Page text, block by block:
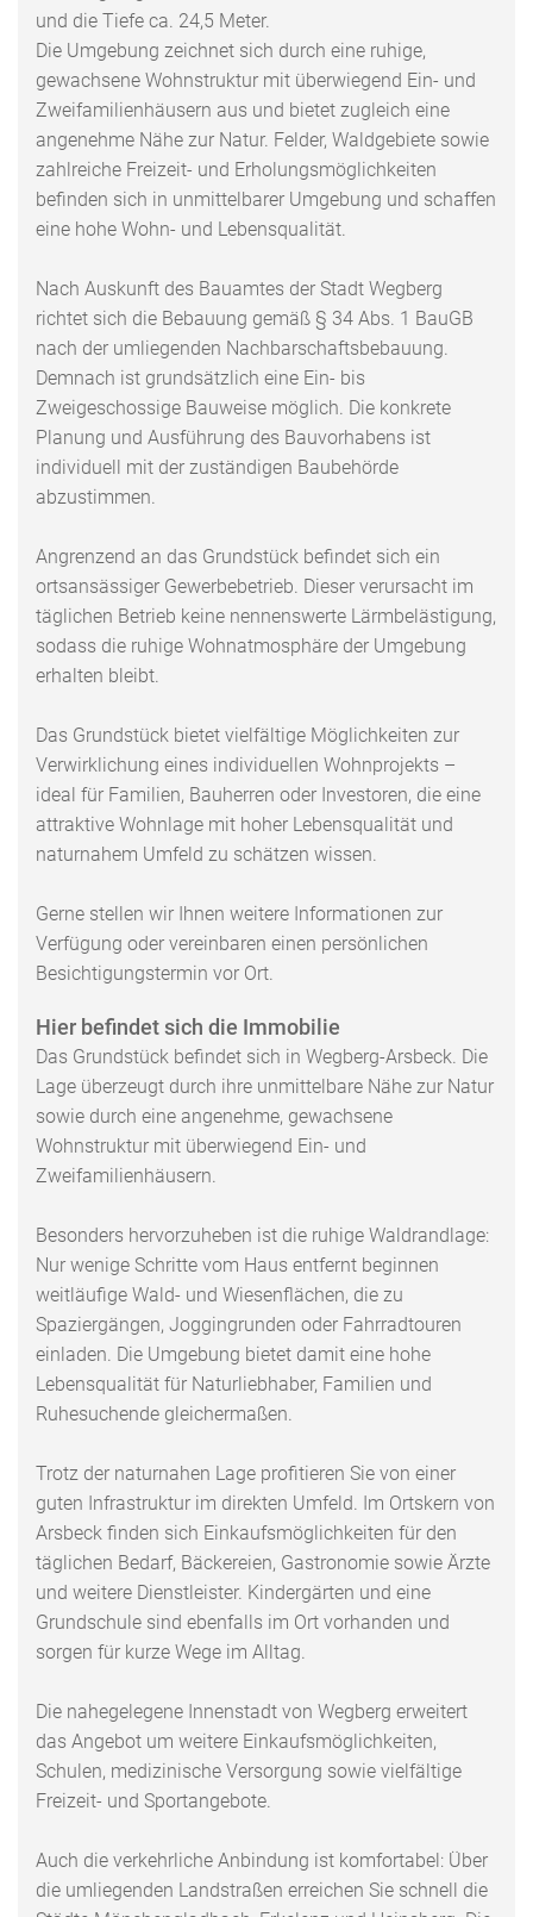
und die Tiefe ca. 24,5 Meter.
Die Umgebung zeichnet sich durch eine ruhige,
gewachsene Wohnstruktur mit überwiegend Ein- und
Zweifamilienhäusern aus und bietet zugleich eine
angenehme Nähe zur Natur. Felder, Waldgebiete sowie
zahlreiche Freizeit- und Erholungsmöglichkeiten
befinden sich in unmittelbarer Umgebung und schaffen
eine hohe Wohn- und Lebensqualität.
Nach Auskunft des Bauamtes der Stadt Wegberg
richtet sich die Bebauung gemäß § 34 Abs. 1 BauGB
nach der umliegenden Nachbarschaftsbebauung.
Demnach ist grundsätzlich eine Ein- bis
Zweigeschossige Bauweise möglich. Die konkrete
Planung und Ausführung des Bauvorhabens ist
individuell mit der zuständigen Baubehörde
abzustimmen.
Angrenzend an das Grundstück befindet sich ein
ortsansässiger Gewerbebetrieb. Dieser verursacht im
täglichen Betrieb keine nennenswerte Lärmbelästigung,
sodass die ruhige Wohnatmosphäre der Umgebung
erhalten bleibt.
Das Grundstück bietet vielfältige Möglichkeiten zur
Verwirklichung eines individuellen Wohnprojekts –
ideal für Familien, Bauherren oder Investoren, die eine
attraktive Wohnlage mit hoher Lebensqualität und
naturnahem Umfeld zu schätzen wissen.
Gerne stellen wir Ihnen weitere Informationen zur
Verfügung oder vereinbaren einen persönlichen
Besichtigungstermin vor Ort.
Hier befindet sich die Immobilie
Das Grundstück befindet sich in Wegberg-Arsbeck. Die
Lage überzeugt durch ihre unmittelbare Nähe zur Natur
sowie durch eine angenehme, gewachsene
Wohnstruktur mit überwiegend Ein- und
Zweifamilienhäusern.
Besonders hervorzuheben ist die ruhige Waldrandlage:
Nur wenige Schritte vom Haus entfernt beginnen
weitläufige Wald- und Wiesenflächen, die zu
Spaziergängen, Joggingrunden oder Fahrradtouren
einladen. Die Umgebung bietet damit eine hohe
Lebensqualität für Naturliebhaber, Familien und
Ruhesuchende gleichermaßen.
Trotz der naturnahen Lage profitieren Sie von einer
guten Infrastruktur im direkten Umfeld. Im Ortskern von
Arsbeck finden sich Einkaufsmöglichkeiten für den
täglichen Bedarf, Bäckereien, Gastronomie sowie Ärzte
und weitere Dienstleister. Kindergärten und eine
Grundschule sind ebenfalls im Ort vorhanden und
sorgen für kurze Wege im Alltag.
Die nahegelegene Innenstadt von Wegberg erweitert
das Angebot um weitere Einkaufsmöglichkeiten,
Schulen, medizinische Versorgung sowie vielfältige
Freizeit- und Sportangebote.
Auch die verkehrliche Anbindung ist komfortabel: Über
die umliegenden Landstraßen erreichen Sie schnell die